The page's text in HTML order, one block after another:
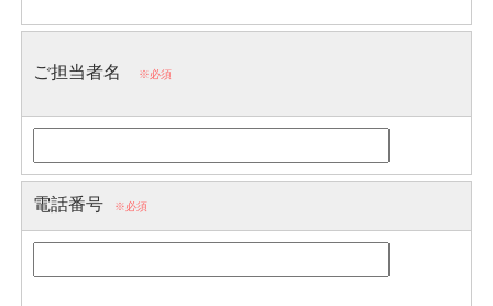
ご担当者名 ※必須
電話番号※必須